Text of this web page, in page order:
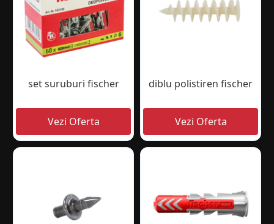
set suruburi fischer diblu polistiren fischer